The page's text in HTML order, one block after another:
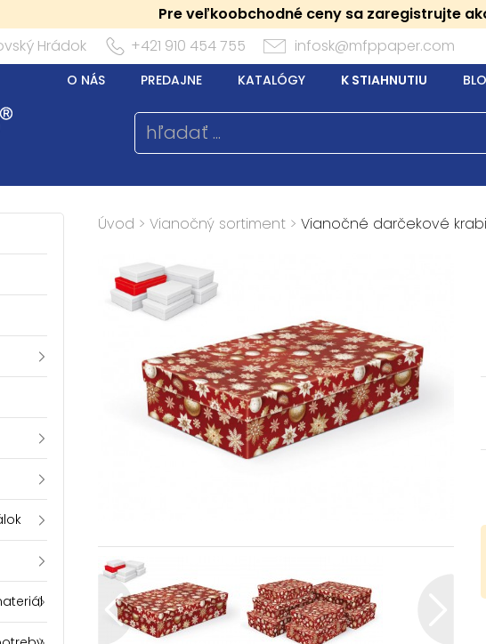
Pre veľkoobchodné ceny sa zaregistrujte
Hrádok +421 910 454 755 infosk@mfppaper.com
O NÁS PREDAJNE KATALÓGY K STIAHNUTIU
Úvod > Vianočný sortiment > Vianočné darčekové